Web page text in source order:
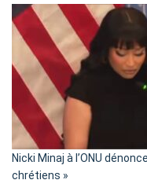
Nicki Minaj à l’ONU
chrétiens »